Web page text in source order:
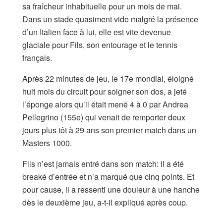
sa fraîcheur inhabituelle pour un mois de mai.
Dans un stade quasiment vide malgré la présence
d’un Italien face à lui, elle est vite devenue
glaciale pour Fils, son entourage et le tennis
français.
Après 22 minutes de jeu, le 17e mondial, éloigné
huit mois du circuit pour soigner son dos, a jeté
l’éponge alors qu’il était mené 4 à 0 par Andrea
Pellegrino (155e) qui venait de remporter deux
jours plus tôt à 29 ans son premier match dans un
Masters 1000.
Fils n’est jamais entré dans son match: il a été
breaké d’entrée et n’a marqué que cinq points. Et
pour cause, il a ressenti une douleur à une hanche
dès le deuxième jeu, a-t-il expliqué après coup.